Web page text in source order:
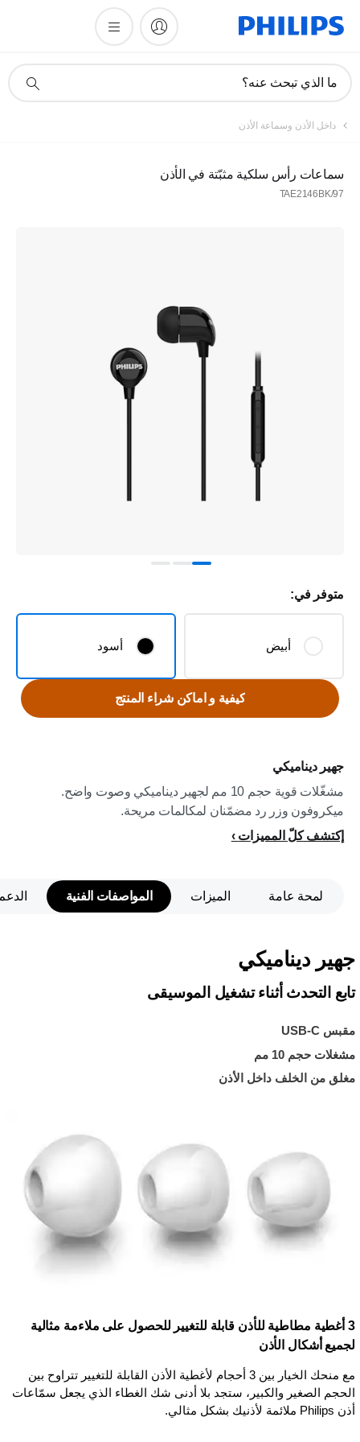
دعم
ما الذي تبحث عنه؟
داخل الأذن وسماعة الأذن
سماعات رأس سلكية مثبّتة في الأذن
TAE2146BK/97
جهير ديناميكي
مشغّلات قوية حجم 10 مم لجهير ديناميكي وصوت واضح.
ميكروفون وزر رد مضمّنان لمكالمات مريحة.
إكتشف كلّ المميزات
متوفر في:
أبيض أسود
كيفية و اماكن شراء المنتج
لمحة عامة الميزات المواصفات الفنية
جهير ديناميكي
تابع التحدث أثناء تشغيل الموسيقى
مقبس USB-C
مشغلات حجم 10 مم
مغلق من الخلف داخل الأذن
3 أغطية مطاطية للأذن قابلة للتغيير للحصول على ملاءمة مثالية
لجميع أشكال الأذن
مع منحك الخيار بين 3 أحجام لأغطية الأذن القابلة للتغيير تتراوح بين
الحجم الصغير والكبير، ستجد بلا أدنى شك الغطاء الذي يجعل سمّاعات
أذن Philips ملائمة لأذنيك بشكل مثالي.